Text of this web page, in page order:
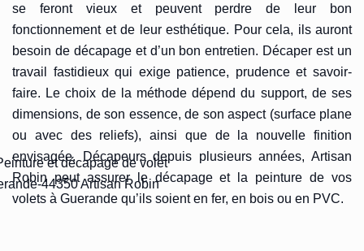
se feront vieux et peuvent perdre de leur bon
fonctionnement et de leur esthétique. Pour cela, ils auront
besoin de décapage et d’un bon entretien. Décaper est un
travail fastidieux qui exige patience, prudence et savoir-
faire. Le choix de la méthode dépend du support, de ses
dimensions, de son essence, de son aspect (surface plane
ou avec des reliefs), ainsi que de la nouvelle finition
envisagée. Décapeurs depuis plusieurs années, Artisan
Robin peut assurer le décapage et la peinture de vos
volets à Guerande qu’ils soient en fer, en bois ou en PVC.